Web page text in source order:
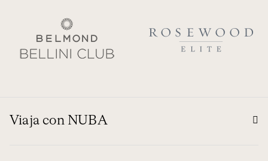
Viaja con NUBA